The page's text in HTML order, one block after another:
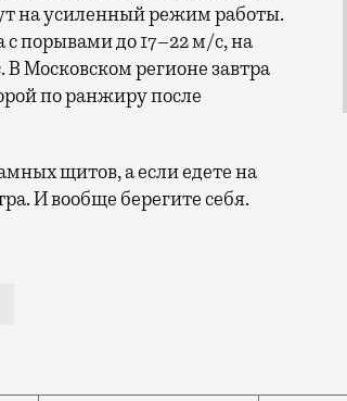
на усиленный режим работы.
с порывами до 17–22 м/с, на
Московском регионе завтра
по ранжиру после
щитов, а если едете на
И вообще берегите себя.
городские службы